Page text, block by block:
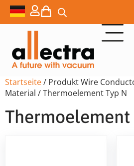
Startseite/ Produkt Wire
Material / Thermoelement Typ N
Thermoelement